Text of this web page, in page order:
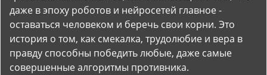
даже в эпоху роботов и нейросетей главное -
оставаться человеком и беречь свои корни. Это
история о том, как смекалка, трудолюбие и вера в
правду способны победить любые, даже самые
совершенные алгоритмы противника.